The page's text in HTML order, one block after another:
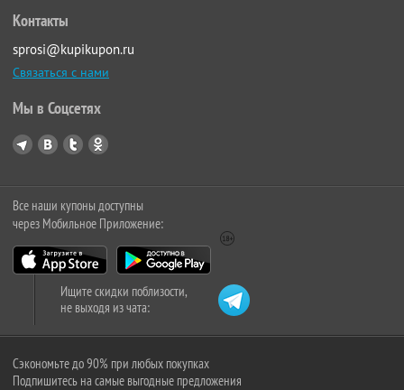
Контакты
sprosi@kupikupon.ru
Связаться с нами
Мы в Соцсетях
Все наши купоны доступны
через Мобильное Приложение:
Ищите скидки поблизости,
не выходя из чата:
Сэкономьте до 90% при любых покупках
Подпишитесь на самые выгодные предложения